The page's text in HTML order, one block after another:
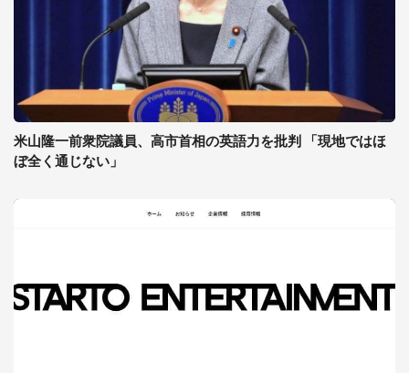
米山隆一前衆院議員、高市首相の英語力を批判 「現地ではほ
ぼ全く通じない」